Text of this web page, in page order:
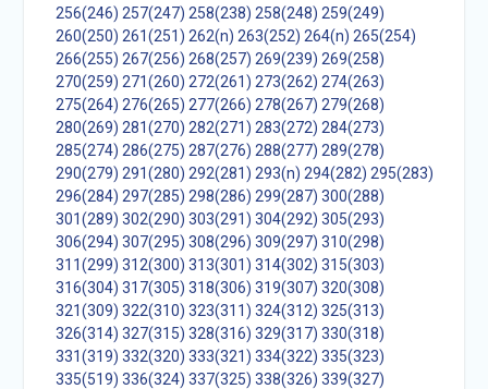
256(246) 257(247) 258(238) 258(248) 259(249)
260(250) 261(251) 262(n) 263(252) 264(n) 265(254)
266(255) 267(256) 268(257) 269(239) 269(258)
270(259) 271(260) 272(261) 273(262) 274(263)
275(264) 276(265) 277(266) 278(267) 279(268)
280(269) 281(270) 282(271) 283(272) 284(273)
285(274) 286(275) 287(276) 288(277) 289(278)
290(279) 291(280) 292(281) 293(n) 294(282) 295(283)
296(284) 297(285) 298(286) 299(287) 300(288)
301(289) 302(290) 303(291) 304(292) 305(293)
306(294) 307(295) 308(296) 309(297) 310(298)
311(299) 312(300) 313(301) 314(302) 315(303)
316(304) 317(305) 318(306) 319(307) 320(308)
321(309) 322(310) 323(311) 324(312) 325(313)
326(314) 327(315) 328(316) 329(317) 330(318)
331(319) 332(320) 333(321) 334(322) 335(323)
335(519) 336(324) 337(325) 338(326) 339(327)